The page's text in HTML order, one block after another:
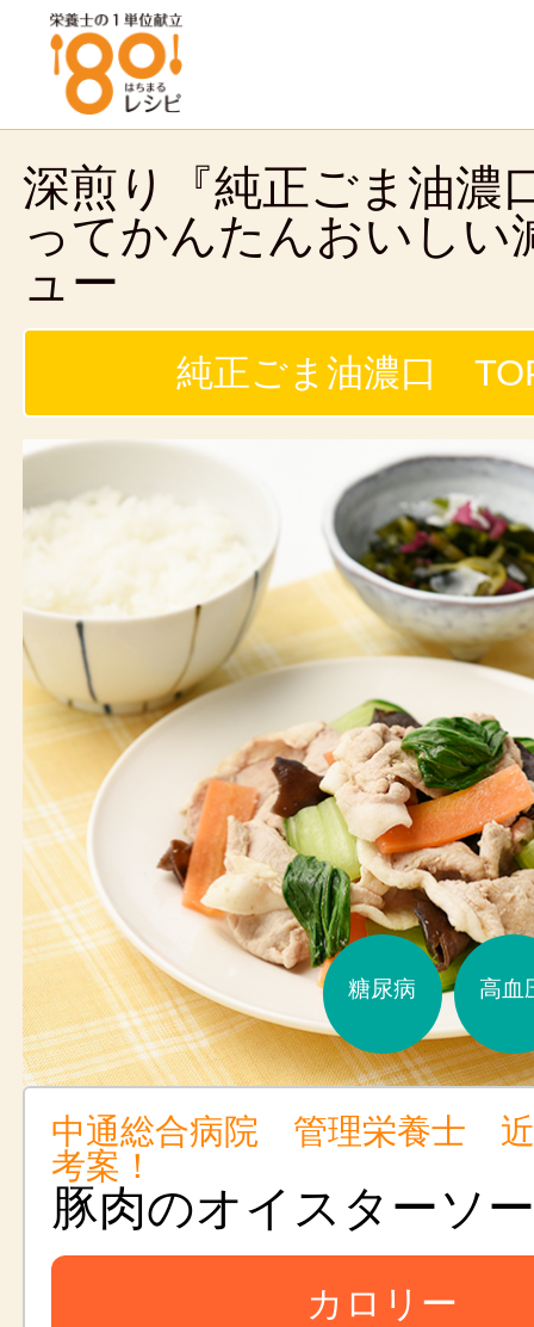
深煎り『純正ごま油濃
ってかんたんおいしい
ュー
純正ごま油濃口
高血
糖尿病
中通総合病院 管理栄養士 近
考案！
豚肉のオイスターソ
カロリー